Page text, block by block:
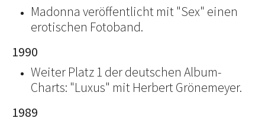
Madonna veröffentlicht mit "Sex" einen
erotischen Fotoband.
1990
Weiter Platz 1 der deutschen Album-
Charts: "Luxus" mit Herbert Grönemeyer.
1989